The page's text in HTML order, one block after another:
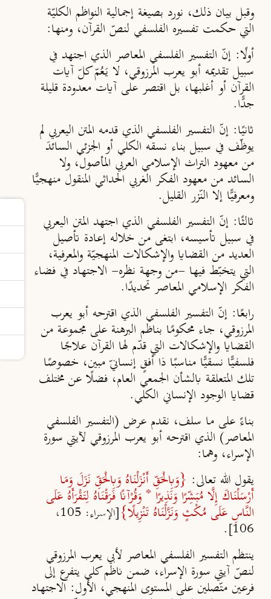
وقبل بيان ذلك، نورد بصيغة إجمالية النواظم الكليّة
التي حكمت تفسيره الفلسفي لنصّ القرآن، ومنها:
أولًا: إنّ التفسير الفلسفي المعاصر الذي اجتهد في
سبيل تقديمه أبو يعرب المرزوقي، لا يَعُمّ كلّ آيات
القرآن أو أغلبها، بل اقتصر على آيات معدودة قليلة
جدًّا.
ثانيًا: إنّ التفسير الفلسفي الذي قدمه المتن اليعربي لم
يوظّف في سبيل بناء نسقه الكلي أو الجزئي السائدَ
من معهود التراث الإسلامي العربي المأصول، ولا
السائد من معهود الفكر الغربي الحداثي المنقول منهجيًّا
ومعرفيًّا إلا النّزر القليل.
ثالثًا: إنّ التفسير الفلسفي الذي اجتهد المتن اليعربي
في سبيل تأسيسه، ابتغى من خلاله إعادة تأصيل
العديد من القضايا والإشكالات المنهجيّة والمعرفية،
التي يتخبّط فيها -من وجهة نظره- الاجتهاد في فضاء
الفكر الإسلامي المعاصر تحديدًا.
رابعًا: إنّ التفسير الفلسفي الذي اقترحه أبو يعرب
المرزوقي، جاء محكومًا بناظم البرهنة على مجموعة من
القضايا والإشكالات التي قدّم لها القرآن علاجًا
فلسفيًّا نسقيًّا مناسبًا ذا أفقٍ إنسانيّ مبين، خصوصًا
تلك المتعلقة بالشأن الجمعي العام، فضلًا عن مختلف
قضايا الوجود الإنساني الكلي.
بناءً على ما سلف، نقدم عرض (التفسير الفلسفي
المعاصر) الذي اقترحه أبو يعرب المرزوقي لآيتي سورة
الإسراء، وهما:
يقول الله تعالى: {وَبِالْحَقِّ أَنْزَلْنَاهُ وَبِالْحَقِّ نَزَلَ وَمَا
أَرْسَلْنَاكَ إِلَّا مُبَشِّرًا وَنَذِيرًا * وَقُرْآنًا فَرَقْنَاهُ لِتَقْرَأَهُ عَلَى
النَّاسِ عَلَى مُكْثٍ وَنَزَّلْنَاهُ تَنْزِيلًا} [الإسراء: 105،
106]
.
ينتظم التفسير الفلسفي المعاصر لأبي يعرب المرزوقي
لنصّ آيتي سورة الإسراء، ضمن ناظم كلي يتفرع إلى
فرعين متّصلين على المستوى المنهجي، الأول: الاجتهاد